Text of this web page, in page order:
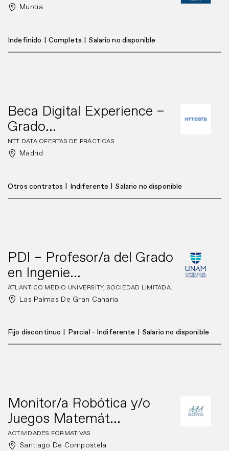
Murcia
Indefinido Completa Salario no disponible
Beca Digital Experience –
Grado...
NTT DATA OFERTAS DE PRÁCTICAS
Madrid
Otros contratos Indiferente Salario no disponible
PDI – Profesor/a del Grado
en Ingenie...
ATLANTICO MEDIO UNIVERSITY, SOCIEDAD LIMITADA.
Las Palmas De Gran Canaria
Fijo discontinuo Parcial - Indiferente Salario no disponible
Monitor/a Robótica y/o
Juegos Matemát...
ACTIVIDADES FORMATIVAS
Santiago De Compostela